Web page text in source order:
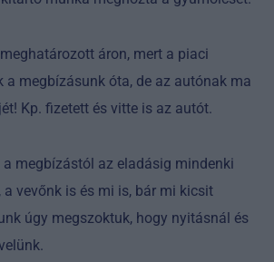
áron, mert a piaci
megbízásunk óta, de az autónak ma
Kp. fizetett és vitte is az autót.
megbízástól az eladásig mindenki
a vevőnk is és mi is, bár mi kicsit
úgy megszoktuk, hogy nyitásnál és